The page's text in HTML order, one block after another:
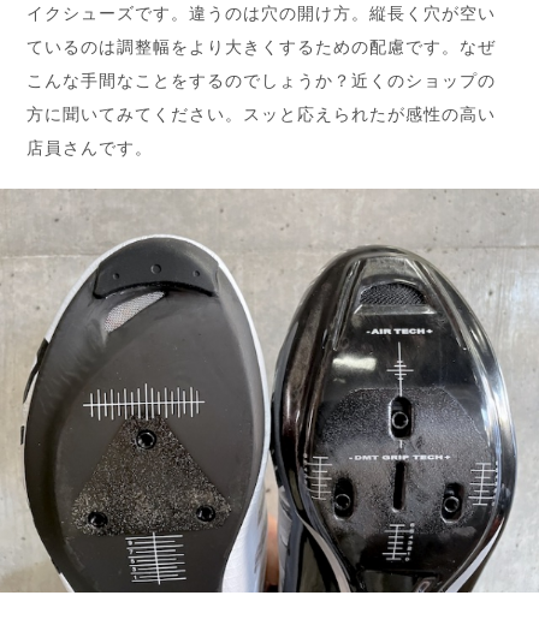
イクシューズです。違うのは穴の開け方。縦長く穴が空い
ているのは調整幅をより大きくするための配慮です。なぜ
こんな手間なことをするのでしょうか？近くのショップの
方に聞いてみてください。スッと応えられたが感性の高い
店員さんです。